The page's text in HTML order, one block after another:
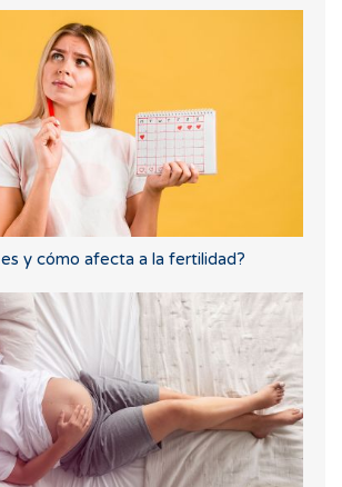
y cómo afecta a la fertilidad?